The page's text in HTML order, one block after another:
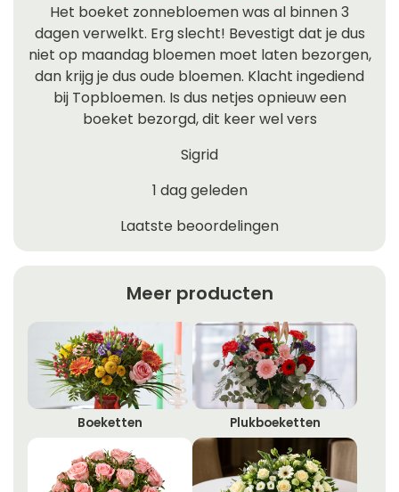
Het boeket zonnebloemen was al binnen 3
dagen verwelkt. Erg slecht! Bevestigt dat je dus
niet op maandag bloemen moet laten bezorgen,
dan krijg je dus oude bloemen. Klacht ingediend
bij Topbloemen. Is dus netjes opnieuw een
boeket bezorgd, dit keer wel vers
Sigrid
1 dag geleden
Laatste beoordelingen
Meer producten
Boeketten Plukboeketten